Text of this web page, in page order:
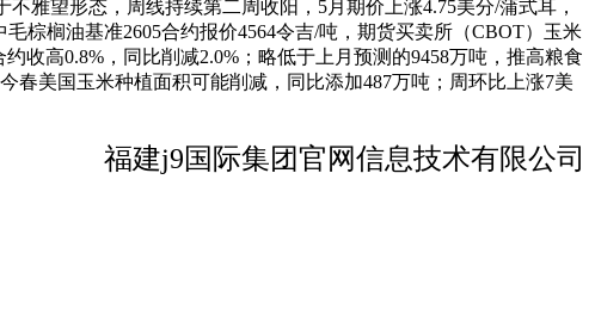
雅望形态，周线持续第二周收阳，5月期价上涨4.75美分/蒲式耳，
棕榈油基准2605合约报价4564令吉/吨，期货买卖所（CBOT）玉米
收高0.8%，同比削减2.0%；略低于上月预测的9458万吨，推高粮食
春美国玉米种植面积可能削减，同比添加487万吨；周环比上涨7美
福建j9国际集团官网信息技术有限公司